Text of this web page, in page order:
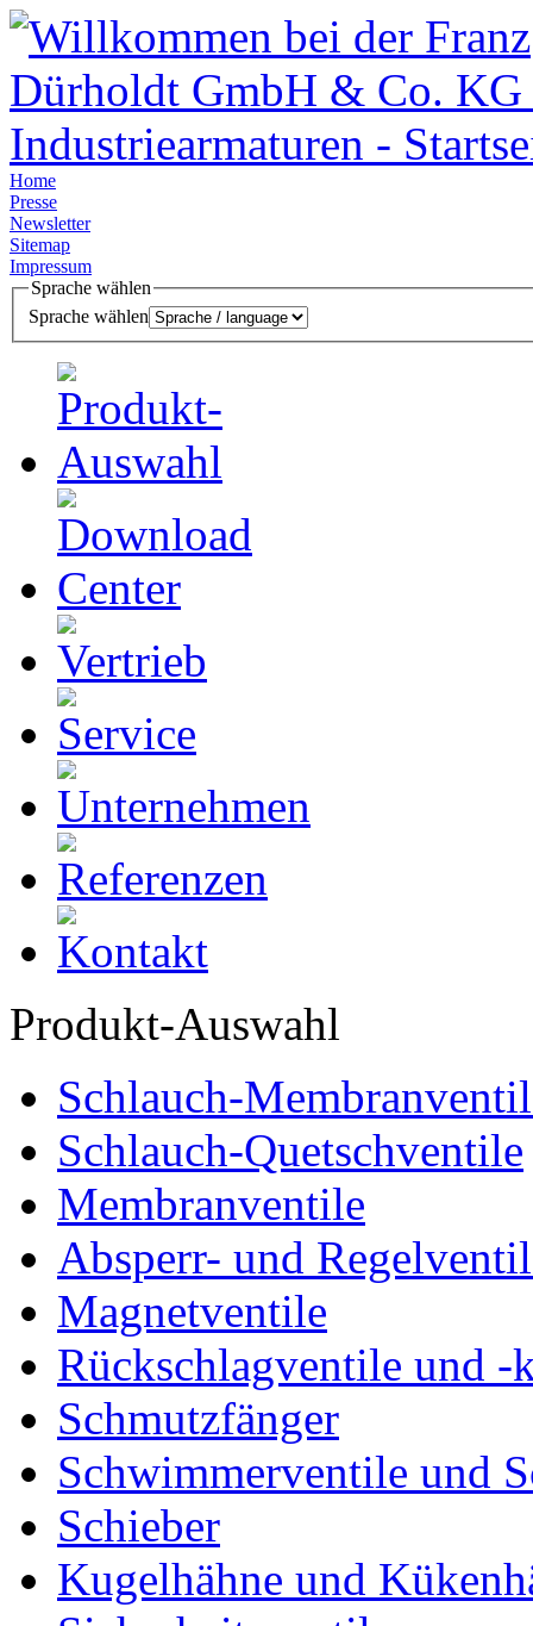
Home
Presse
Newsletter
Sitemap
Impressum
Sprache wählen
Sprache wählen
Produkt-Auswahl
Schlauch-
Schlauch-Quetschventile
Membranventile
Absperr- und
Magnetventile
Rückschlagventile und -
Schmutzfänger
Schwimmerventile und
Schieber
Kugelhähne und